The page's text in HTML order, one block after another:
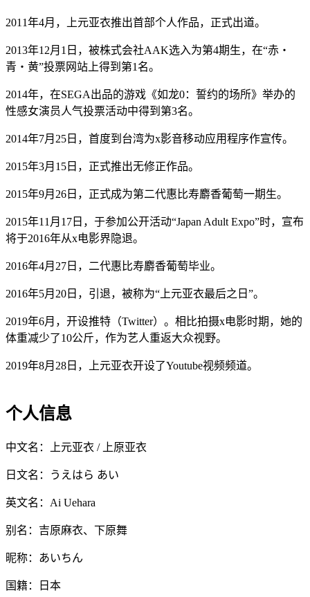
2011年4月，上元亚衣推出首部个人作品，正式出道。
2013年12月1日，被株式会社AAK选入为第4期生，在“赤・
青・黄”投票网站上得到第1名。
2014年，在SEGA出品的游戏《如龙0：誓约的场所》举办的
性感女演员人气投票活动中得到第3名。
2014年7月25日，首度到台湾为x影音移动应用程序作宣传。
2015年3月15日，正式推出无修正作品。
2015年9月26日，正式成为第二代惠比寿麝香葡萄一期生。
2015年11月17日，于参加公开活动“Japan Adult Expo”时，宣布
将于2016年从x电影界隐退。
2016年4月27日，二代惠比寿麝香葡萄毕业。
2016年5月20日，引退，被称为“上元亚衣最后之日”。
2019年6月，开设推特（Twitter）。相比拍摄x电影时期，她的
体重减少了10公斤，作为艺人重返大众视野。
2019年8月28日，上元亚衣开设了Youtube视频频道。
个人信息
中文名：上元亚衣 / 上原亚衣
日文名：うえはら あい
英文名：Ai Uehara
别名：吉原麻衣、下原舞
昵称：あいちん
国籍：日本